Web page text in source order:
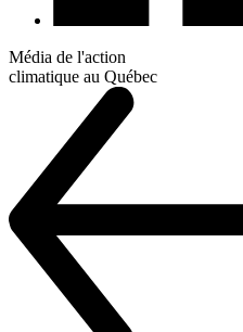
Média de l'action
climatique au Québec